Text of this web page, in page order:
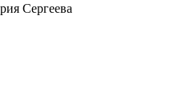
Сергеева